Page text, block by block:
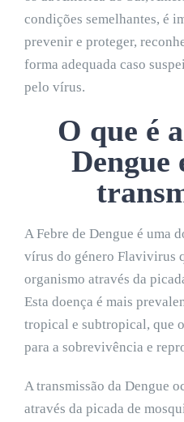
condições semelhantes, é
prevenir e proteger,
forma adequada caso
pelo vírus.
O que é
Dengue
A Febre de Dengue é uma
vírus do género Flavivirus
organismo através da
Esta doença é mais
tropical e subtropical, que
para a sobrevivência e
A transmissão da Dengue
através da picada de